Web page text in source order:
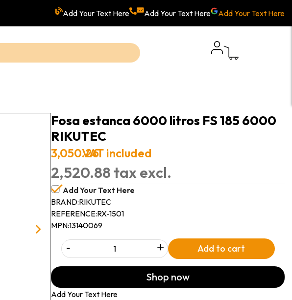
Add Your Text Here Add Your Text Here Add Your Text Here
Fosa estanca 6000 litros FS 185 6000
RIKUTEC
3,050.26VAT included
2,520.88 tax excl.
Add Your Text Here
BRAND:RIKUTEC
REFERENCE:RX-1501
MPN:13140069
- + Add to cart
Shop now
Add Your Text Here